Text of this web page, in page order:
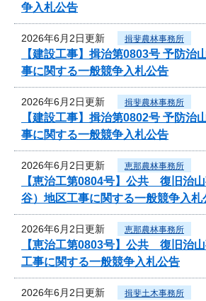
争入札公告
2026年6月2日更新 揖斐農林事務所
【建設工事】揖治第0803号 予防治
事に関する一般競争入札公告
2026年6月2日更新 揖斐農林事務所
【建設工事】揖治第0802号 予防治
事に関する一般競争入札公告
2026年6月2日更新 恵那農林事務所
【恵治工第0804号】公共 復旧治
谷）地区工事に関する一般競争入札
2026年6月2日更新 恵那農林事務所
【恵治工第0803号】公共 復旧治
工事に関する一般競争入札公告
2026年6月2日更新 揖斐土木事務所